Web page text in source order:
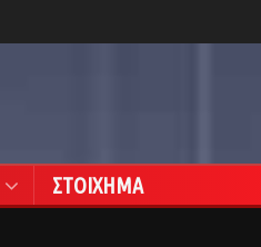
ΣΤΟΙΧΗΜΑ